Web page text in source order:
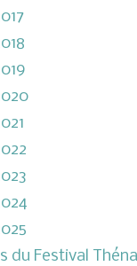
du Festival